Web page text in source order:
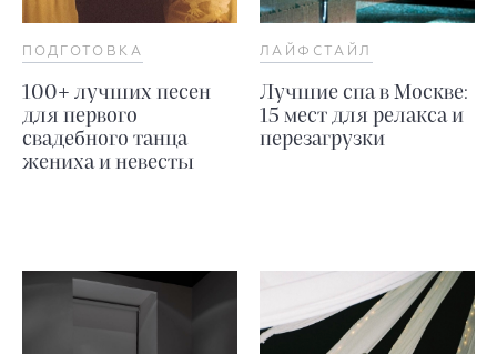
ПОДГОТОВКА
100+ лучших песен
для первого
свадебного танца
жениха и невесты
ЛАЙФСТАЙЛ
Лучшие спа в Москве:
15 мест для релакса и
перезагрузки